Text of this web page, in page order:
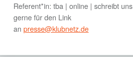
Referent*in: tba | online | schreibt uns
gerne für den Link
an presse@klubnetz.de